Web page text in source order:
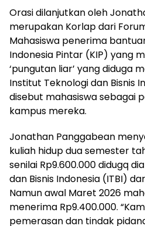
Orasi dilanjutkan oleh
merupakan Korlap dari
Mahasiswa penerima
Indonesia Pintar (KIP) yang
‘pungutan liar’ yang diduga
Institut Teknologi dan Bisnis
disebut mahasiswa sebagai
kampus mereka.
Jonathan Panggabean
kuliah hidup dua semester
senilai Rp9.600.000 didugq
dan Bisnis Indonesia (ITBI)
Namun awal Maret 2026
menerima Rp9.400.000.
pemerasan dan tindak